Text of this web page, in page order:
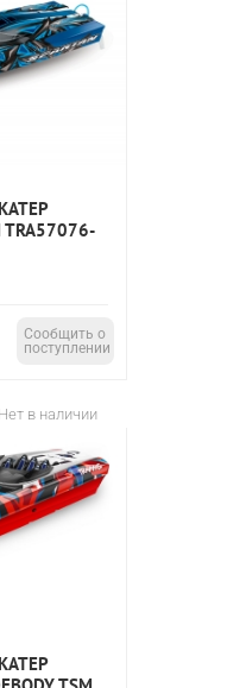
TRA57076-
Сообщить о
поступлении
Нет в наличии